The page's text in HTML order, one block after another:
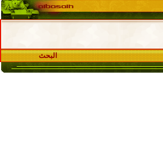
البحث